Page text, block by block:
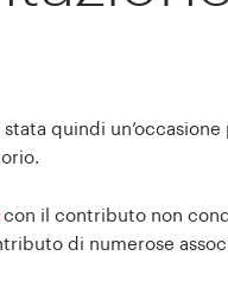
stata quindi
con il contributo non
di numerose